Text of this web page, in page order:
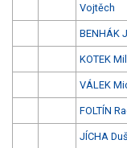
Vojtěch
BENHÁK
KOTEK
VÁLEK
FOLTÍN
JÍCHA